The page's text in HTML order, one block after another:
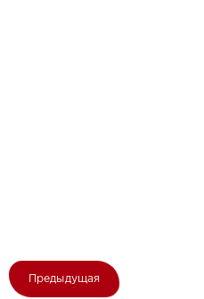
Предыдущая